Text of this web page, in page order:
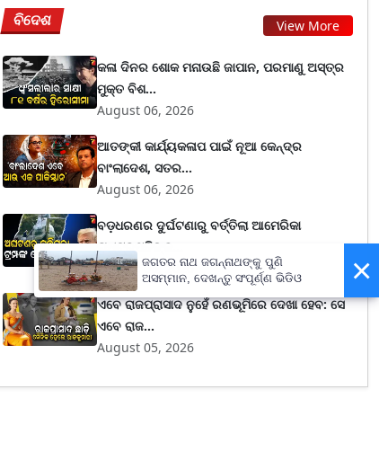
ବିଦେଶ View More
କଳା ଦିନର ଶୋକ ମନାଉଛି ଜାପାନ, ପରମାଣୁ ଅସ୍ତ୍ର
ମୁକ୍ତ ବିଶ...
August 06, 2026
ଆତଙ୍କୀ କାର୍ଯ୍ୟକଳାପ ପାଇଁ ନୂଆ କେନ୍ଦ୍ର
ବାଂଲାଦେଶ, ସତର...
August 06, 2026
ବଡ଼ଧରଣର ଦୁର୍ଘଟଣାରୁ ବର୍ତ୍ତିଲା ଆମେରିକା
ରାଷ୍ଟ୍ରପତିଙ୍କ...
August 06, 2026
ଏବେ ରାଜପ୍ରାସାଦ ନୁହେଁ ରଣଭୂମିରେ ଦେଖା ହେବ: ସେ
ଏବେ ରାଜ...
August 05, 2026
×
ଜଗତର ନାଥ ଜଗନ୍ନାଥଙ୍କୁ ପୁଣି
ଅସମ୍ମାନ, ଦେଖନ୍ତୁ ସଂପୂର୍ଣ୍ଣ ଭିଡିଓ